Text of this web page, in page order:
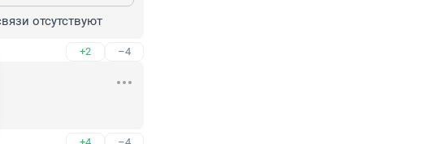
отсутствуют
+2 –4